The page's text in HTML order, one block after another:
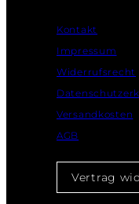
Kontakt
Impressum
Widerrufsrecht
Versandkosten
AGB
Vertrag